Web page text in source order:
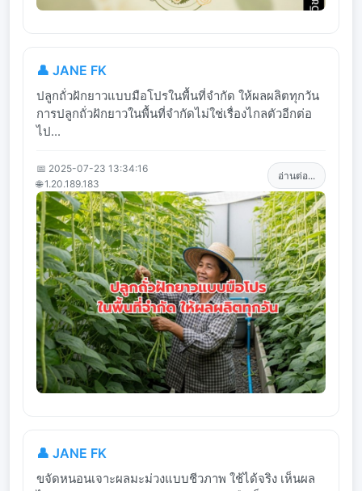
👤 JANE FK
ปลูกถั่วฝักยาวแบบมือโปรในพื้นที่จำกัด ให้ผลผลิตทุกวัน
การปลูกถั่วฝักยาวในพื้นที่จำกัดไม่ใช่เรื่องไกลตัวอีกต่อ
ไป...
📅 2025-07-23 13:34:16
🌐 1.20.189.183
อ่านต่อ...
👤 JANE FK
ขจัดหนอนเจาะผลมะม่วงแบบชีวภาพ ใช้ได้จริง เห็นผล